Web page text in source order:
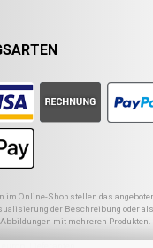
im Online-Shop stellen das
der Beschreibung oder
mit mehreren Produkten.